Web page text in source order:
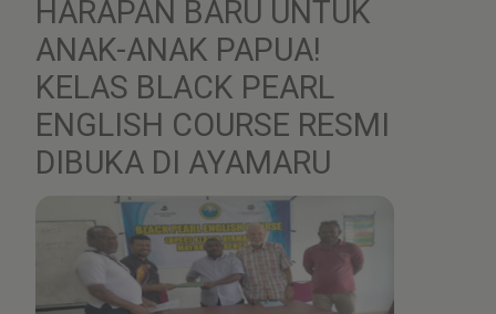
HARAPAN BARU UNTUK
ANAK-ANAK PAPUA!
KELAS BLACK PEARL
ENGLISH COURSE RESMI
DIBUKA DI AYAMARU